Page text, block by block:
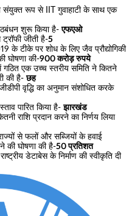
संयुक्त रूप से IIT गुवाहाटी के साथ एक
शुरू किया है-एफएओ
जीती है-5
19 के टीके पर शोध के लिए जैव प्रौद्योगिकी
घोषणा की-900 करोड़ रुपये
एक उच्च स्तरीय समिति ने कितने
की है-छह
वृद्धि का अनुमान संशोधित करके
पारित किया है-झारखंड
राशि प्रदान करने का निर्णय लिया
से फलों और सब्जियों के हवाई
की घोषणा की है-50 प्रतिशत
डेटाबेस के निर्माण की स्वीकृति दी